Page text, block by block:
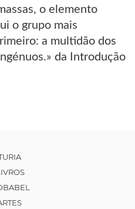
o elemento
o grupo mais
a multidão dos
da Introdução